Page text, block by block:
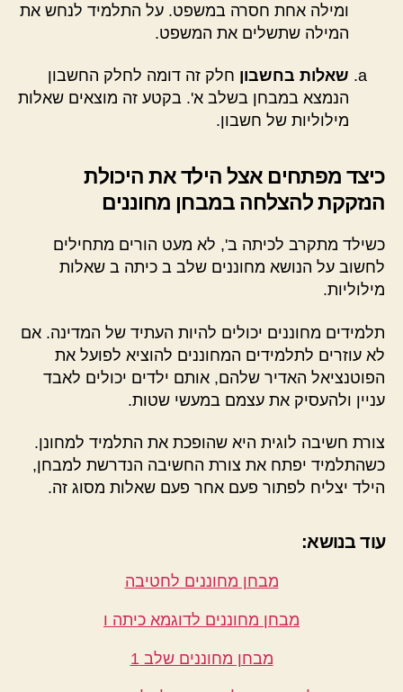
ומילה אחת חסרה במשפט. על התלמיד לנחש את
המילה שתשלים את המשפט.
שאלות בחשבון חלק זה דומה לחלק החשבון
הנמצא במבחן בשלב א'. בקטע זה מוצאים שאלות
מילוליות של חשבון.
כיצד מפתחים אצל הילד את היכולת
הנזקקת להצלחה במבחן מחוננים
כשילד מתקרב לכיתה ב', לא מעט הורים מתחילים
לחשוב על הנושא מחוננים שלב ב כיתה ב שאלות
מילוליות.
תלמידים מחוננים יכולים להיות העתיד של המדינה. אם
לא עוזרים לתלמידים המחוננים להוציא לפועל את
הפוטנציאל האדיר שלהם, אותם ילדים יכולים לאבד
עניין ולהעסיק את עצמם במעשי שטות.
צורת חשיבה לוגית היא שהופכת את התלמיד למחונן.
כשהתלמיד יפתח את צורת החשיבה הנדרשת למבחן,
הילד יצליח לפתור פעם אחר פעם שאלות מסוג זה.
עוד בנושא:
מבחן מחוננים לחטיבה
מבחן מחוננים לדוגמא כיתה ו
מבחן מחוננים שלב 1